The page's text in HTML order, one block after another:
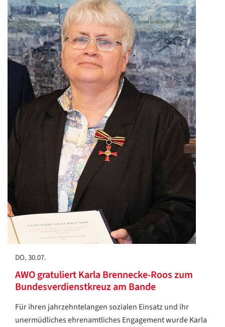
DO. 30.07.
AWO gratuliert Karla Brennecke-Roos zum
Bundesverdienstkreuz am Bande
Für ihren jahrzehntelangen sozialen Einsatz und ihr
unermüdliches ehrenamtliches Engagement wurde Karla